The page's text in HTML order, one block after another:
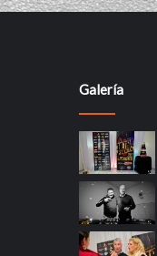
Galería